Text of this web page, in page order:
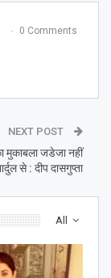
0 Comments
NEXT POST
मुकाबला जडेजा नहीं
से : दीप दासगुप्ता
All